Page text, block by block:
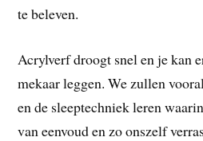
te beleven.
Acrylverf droogt snel en je kan
mekaar leggen. We zullen
en de sleeptechniek leren
van eenvoud en zo onszelf